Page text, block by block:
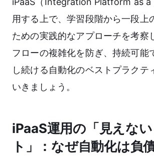
用する上で、学習段階から一段上
ための実践的なアプローチを考察
フローの複雑化を防ぎ、持続可能
し続ける自動化のベストプラクテ
いきましょう。
iPaaS運用の「見えな
ト」：なぜ自動化は負